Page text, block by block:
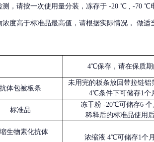
，请按一次使用量分装，冻存于 -20 ℃ , -70 ℃
度高于标准品最高值，请根据实际情况， 做适
4℃保存，请在保质期
抗体包被板条
未用完的板条放回带拉链铝
4℃条件下可储存1个
标准品
冻干粉 -20℃可储存6 个
稀释后的标准品使用
生物素化抗体
浓缩液 4℃可储存1个